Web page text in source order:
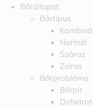
Bőrállapot
Bőrtípus
Normál
Száraz
Zsíros
Bőrprobléma
Bőrpír